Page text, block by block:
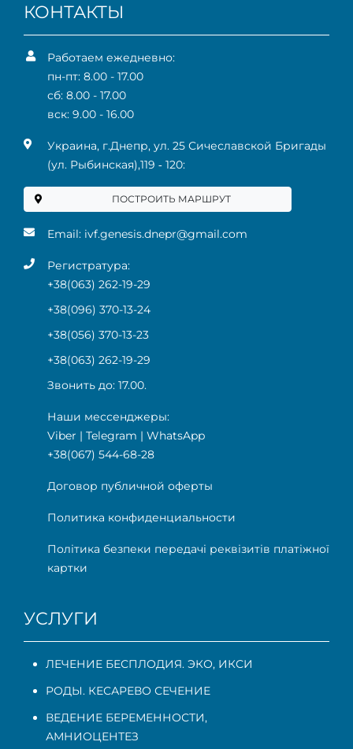
КОНТАКТЫ
Работаем ежедневно:
пн-пт: 8.00 - 17.00
сб: 8.00 - 17.00
вск: 9.00 - 16.00
Украина, г.Днепр, ул. 25 Сичеславской Бригады
(ул. Рыбинская),119 ‑ 120:
ПОСТРОИТЬ МАРШРУТ
Email: ivf.genesis.dnepr@gmail.com
Регистратура:
+38(063) 262-19-29
+38(096) 370-13-24
+38(056) 370-13-23
+38(063) 262-19-29
Звонить до: 17.00.
Наши мессенджеры:
Viber | Telegram | WhatsApp
+38(067) 544-68-28
Договор публичной оферты
Политика конфиденциальности
Політика безпеки передачі реквізитів платіжної
картки
УСЛУГИ
ЛЕЧЕНИЕ БЕСПЛОДИЯ. ЭКО, ИКСИ
РОДЫ. КЕСАРЕВО СЕЧЕНИЕ
ВЕДЕНИЕ БЕРЕМЕННОСТИ,
АМНИОЦЕНТЕЗ